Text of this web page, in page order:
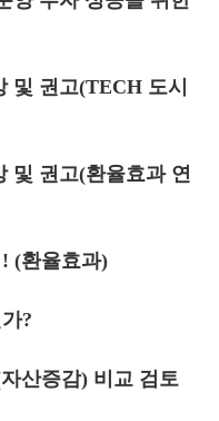
및 권고(TECH 도시
및 권고(환율효과 연
(환율효과)
?
자산증감) 비교 검토